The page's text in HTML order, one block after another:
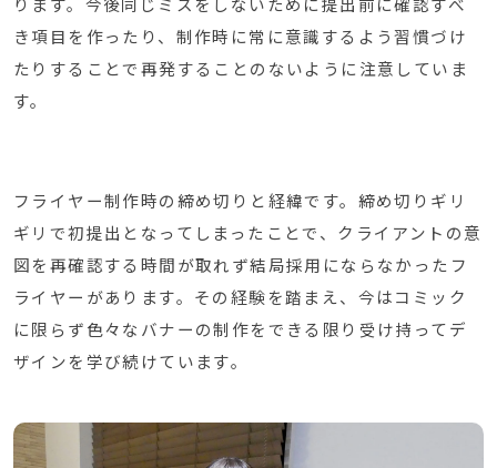
き項目を作ったり、制作時に常に意識するよう習慣づけ
たりすることで再発することのないように注意していま
す。
フライヤー制作時の締め切りと経緯です。 締め切りギリ
ギリで初提出となってしまったことで、クライアントの意
図を再確認する時間が取れず結局採用にならなかったフ
ライヤーがあります。 その経験を踏まえ、今はコミック
に限らず色々なバナーの制作をできる限り受け持ってデ
ザインを学び続けています。